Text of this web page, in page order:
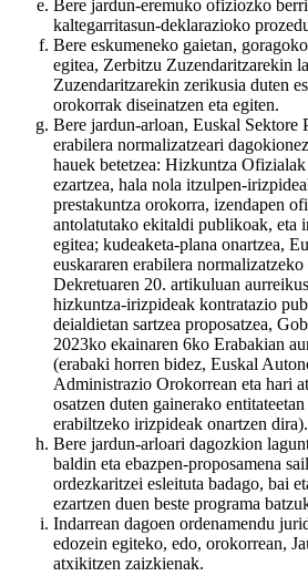
Bere jardun-eremuko ofiziozko
kaltegarritasun-deklarazioko
Bere eskumeneko gaietan,
egitea, Zerbitzu Zuzendaritzarekin
Zuzendaritzarekin zerikusia duten
orokorrak diseinatzen eta egiten.
Bere jardun-arloan, Euskal Sektore
erabilera normalizatzeari
hauek betetzea: Hizkuntza
ezartzea, hala nola itzulpen-
prestakuntza orokorra, izendapen
antolatutako ekitaldi publikoak, eta
egitea; kudeaketa-plana onartzea,
euskararen erabilera
Dekretuaren 20. artikuluan
hizkuntza-irizpideak kontratazio
deialdietan sartzea proposatzea,
2023ko ekainaren 6ko Erabakian
(erabaki horren bidez, Euskal
Administrazio Orokorrean eta hari
osatzen duten gainerako
erabiltzeko irizpideak onartzen dira).
Bere jardun-arloari dagozkion
baldin eta ebazpen-proposamena
ordezkaritzei esleituta badago, bai
ezartzen duen beste programa
Indarrean dagoen ordenamendu
edozein egiteko, edo, orokorrean,
atxikitzen zaizkienak.